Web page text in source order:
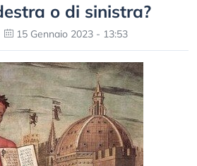
o di sinistra?
15 Gennaio 2023 - 13:53